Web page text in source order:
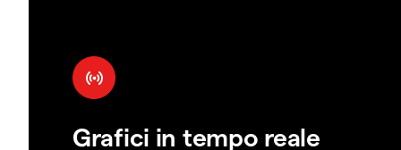
Grafici in tempo reale